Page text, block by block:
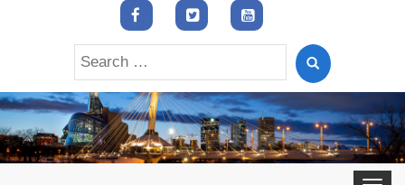
Search
for: